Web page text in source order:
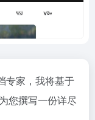
专家，我将基于
您撰写一份详尽